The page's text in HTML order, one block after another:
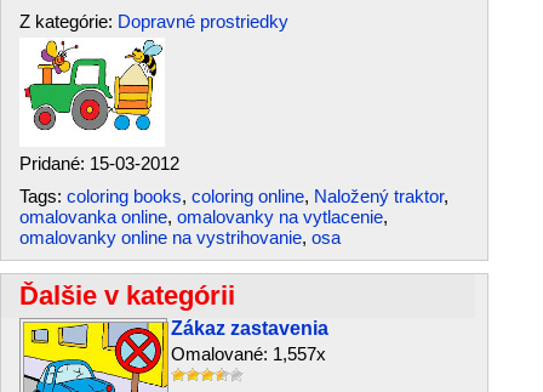
Z kategórie: Dopravné prostriedky
Pridané: 15-03-2012
Tags: coloring books, coloring online, Naložený traktor,
omalovanka online, omalovanky na vytlacenie,
omalovanky online na vystrihovanie, osa
Ďalšie v kategórii
Zákaz zastavenia
Omalované: 1,557x